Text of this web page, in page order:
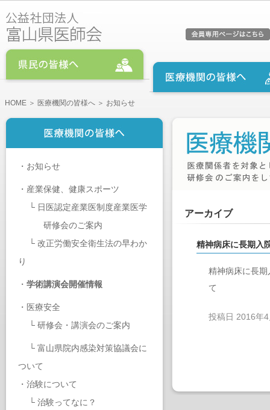
HOME ＞ 医療機関の皆様へ ＞ お知らせ
・ お知らせ
・ 産業保健、健康スポーツ
└ 日医認定産業医制度産業医学
研修会のご案内
└ 改正労働安全衛生法の早わか
り
・ 学術講演会開催情報
・ 医療安全
└ 研修会・講演会のご案内
└ 富山県院内感染対策協議会に
ついて
・ 治験について
└ 治験ってなに？
アーカイブ
精神病床に長期入
精神病床に長
て
投稿日 2016年